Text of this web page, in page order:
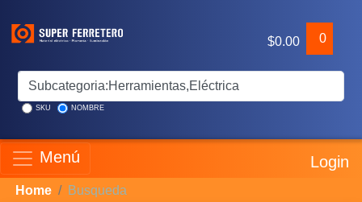
$0.00 0
SKU NOMBRE
Menú Login
Home Busqueda